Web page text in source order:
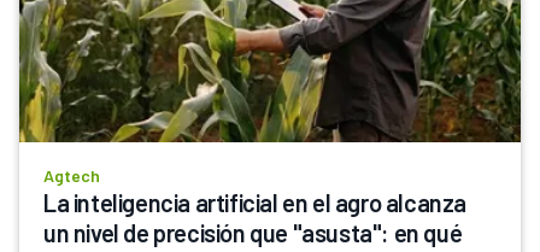
Agtech
La inteligencia artificial en el agro alcanza
un nivel de precisión que "asusta": en qué